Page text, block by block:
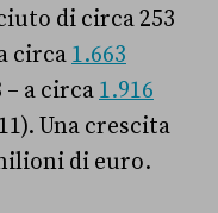
di circa 253
circa 1.663
– a circa 1.916
Una crescita
di euro.